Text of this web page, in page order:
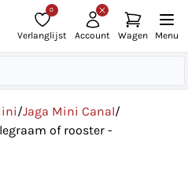
0
Verlanglijst Account Wagen Menu
/Jaga Mini Canal/
of rooster -